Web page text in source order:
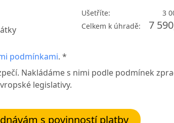
Ušetříte:
3
Celkem k úhradě:
7
podmínkami. *
Nakládáme s nimi podle podmínek
legislativy.
s povinností platby